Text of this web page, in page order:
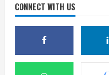
CONNECT WITH US